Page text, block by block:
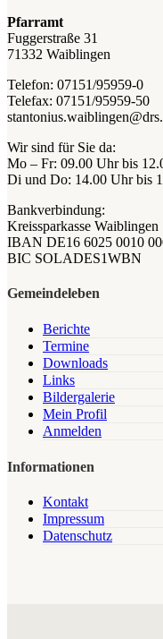
Pfarramt
Fuggerstraße 31
71332 Waiblingen
Telefon: 07151/95959-0
Telefax: 07151/95959-50
Wir sind für Sie da:
Mo – Fr: 09.00 Uhr bis
Di und Do: 14.00 Uhr bis
Bankverbindung:
Kreissparkasse Waiblingen
IBAN DE16 6025 0010
BIC SOLADES1WBN
Gemeindeleben
Berichte
Termine
Downloads
Links
Bildergalerie
Mein Profil
Anmelden
Informationen
Kontakt
Impressum
Datenschutz